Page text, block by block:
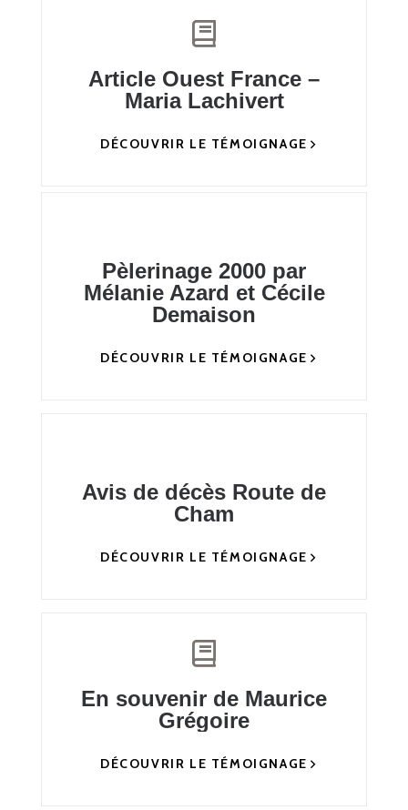
Article Ouest France –
Maria Lachivert
DÉCOUVRIR LE TÉMOIGNAGE
Pèlerinage 2000 par
Mélanie Azard et Cécile
Demaison
DÉCOUVRIR LE TÉMOIGNAGE
Avis de décès Route de
Cham
DÉCOUVRIR LE TÉMOIGNAGE
En souvenir de Maurice
Grégoire
DÉCOUVRIR LE TÉMOIGNAGE